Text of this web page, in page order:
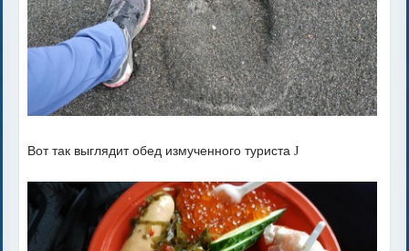
Вот так выглядит обед измученного туристаJ